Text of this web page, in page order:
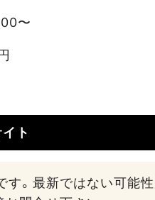
〜
ト
す。最新ではない可能